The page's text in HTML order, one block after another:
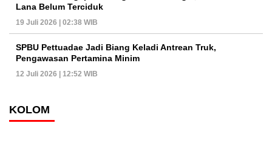
Lana Belum Terciduk
19 Juli 2026 | 02:38 WIB
SPBU Pettuadae Jadi Biang Keladi Antrean Truk,
Pengawasan Pertamina Minim
12 Juli 2026 | 12:52 WIB
KOLOM